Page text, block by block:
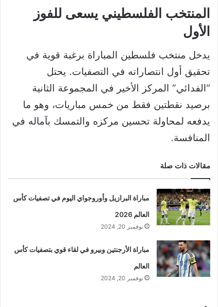
المنتخب الفلسطيني يسعى للفوز
الأول
يدخل منتخب فلسطين المباراة برغبة قوية في
تحقيق أول انتصاراته في التصفيات. يحتل
“الفدائي” المركز الأخير في المجموعة الثانية
برصيد نقطتين فقط من خمس مباريات، وهو ما
يدفعه لمحاولة تحسين مركزه والتمسك بآماله في
المنافسة.
مقالات ذات صلة
مباراة البرازيل وأوروجواي اليوم في تصفيات كأس
العالم 2026
نوفمبر 20, 2024
مباراة الأرجنتين وبيرو في لقاء قوي بتصفيات كأس
العالم
نوفمبر 20, 2024